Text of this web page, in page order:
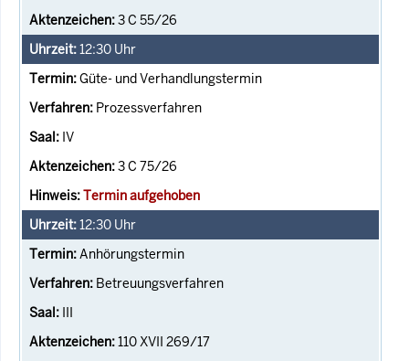
3 C 55/26
12:30 Uhr
Güte- und Verhandlungstermin
Prozessverfahren
IV
3 C 75/26
Termin aufgehoben
12:30 Uhr
Anhörungstermin
Betreuungsverfahren
III
110 XVII 269/17